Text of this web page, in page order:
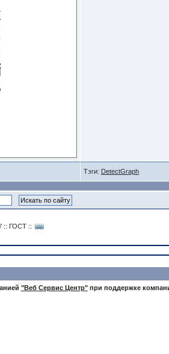
Тэги: DetectGraph
:: ГОСТ::
"Веб Сервис Центр"при поддержке